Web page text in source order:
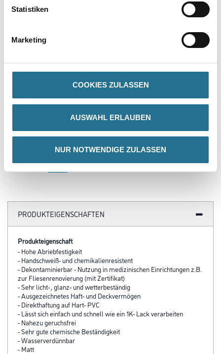
Statistiken
Marketing
COOKIES ZULASSEN
AUSWAHL ERLAUBEN
NUR NOTWENDIGE ZULASSEN
VIELLEICHT GEFÄLLT IHNEN AUCH...
Lucite 192/194 2K PUR
Xtrem 100 ml Härter
Matt/Satin
1035-003683
Bitte einloggen, um Preise zu
PRODUKTEIGENSCHAFTEN
Produkteigenschaft
- Hohe Abriebfestigkeit
- Handschweiß- und chemikalienresistent
- Dekontaminierbar - Nutzung in medizinischen Einrichtungen z.B.
zur Fliesenrenovierung (mit Zertifikat)
- Sehr licht- , glanz- und wetterbeständig
- Ausgezeichnetes Haft- und Deckvermögen
- Direkthaftung auf Hart- PVC
- Lässt sich einfach und schnell wie ein 1K- Lack verarbeiten
- Nahezu geruchsfrei
- Sehr gute chemische Beständigkeit
- Wasserverdünnbar
- Matt